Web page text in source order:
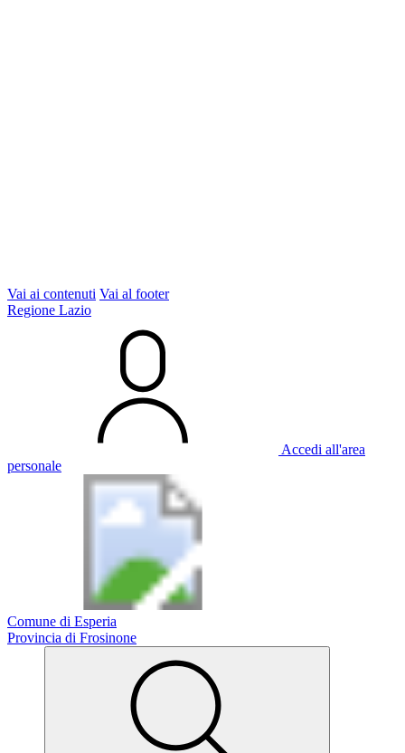
Vai ai contenuti Vai al footer
Regione Lazio
Accedi all'area
personale
Comune di Esperia
Provincia di Frosinone